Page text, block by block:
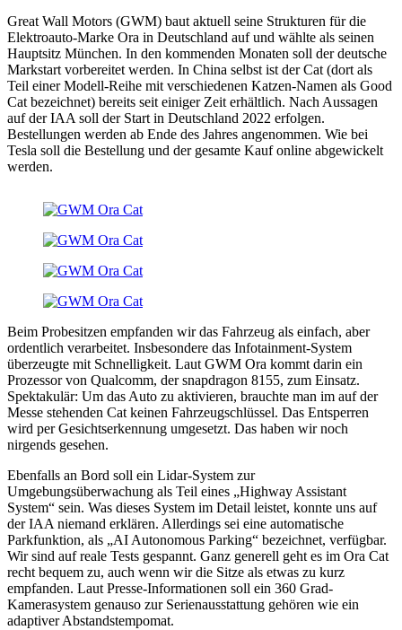
Great Wall Motors (GWM) baut aktuell seine Strukturen für die
Elektroauto-Marke Ora in Deutschland auf und wählte als seinen
Hauptsitz München. In den kommenden Monaten soll der deutsche
Markstart vorbereitet werden. In China selbst ist der Cat (dort als
Teil einer Modell-Reihe mit verschiedenen Katzen-Namen als Good
Cat bezeichnet) bereits seit einiger Zeit erhältlich. Nach Aussagen
auf der IAA soll der Start in Deutschland 2022 erfolgen.
Bestellungen werden ab Ende des Jahres angenommen. Wie bei
Tesla soll die Bestellung und der gesamte Kauf online abgewickelt
werden.
Beim Probesitzen empfanden wir das Fahrzeug als einfach, aber
ordentlich verarbeitet. Insbesondere das Infotainment-System
überzeugte mit Schnelligkeit. Laut GWM Ora kommt darin ein
Prozessor von Qualcomm, der snapdragon 8155, zum Einsatz.
Spektakulär: Um das Auto zu aktivieren, brauchte man im auf der
Messe stehenden Cat keinen Fahrzeugschlüssel. Das Entsperren
wird per Gesichtserkennung umgesetzt. Das haben wir noch
nirgends gesehen.
Ebenfalls an Bord soll ein Lidar-System zur
Umgebungsüberwachung als Teil eines „Highway Assistant
System“ sein. Was dieses System im Detail leistet, konnte uns auf
der IAA niemand erklären. Allerdings sei eine automatische
Parkfunktion, als „AI Autonomous Parking“ bezeichnet, verfügbar.
Wir sind auf reale Tests gespannt. Ganz generell geht es im Ora Cat
recht bequem zu, auch wenn wir die Sitze als etwas zu kurz
empfanden. Laut Presse-Informationen soll ein 360 Grad-
Kamerasystem genauso zur Serienausstattung gehören wie ein
adaptiver Abstandstempomat.